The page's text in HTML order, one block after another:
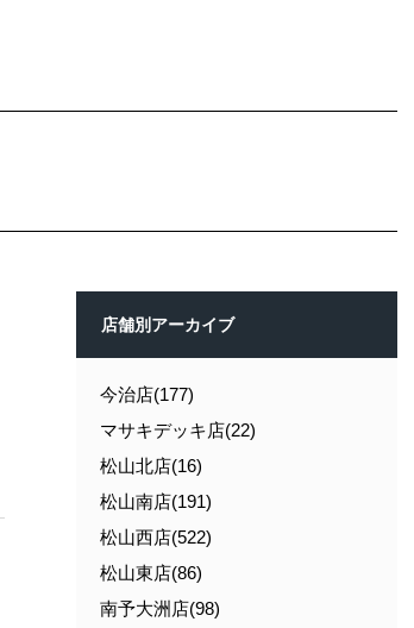
店舗別アーカイブ
今治店(177)
マサキデッキ店(22)
松山北店(16)
松山南店(191)
松山西店(522)
松山東店(86)
南予大洲店(98)